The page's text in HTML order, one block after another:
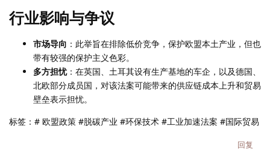
行业影响与争议
市场导向 ：此举旨在排除低价竞争，保护欧盟本土产业，但也
带有较强的保护主义色彩。
多方担忧：在英国、土耳其设有生产基地的车企，以及德国、
北欧部分成员国，对该法案可能带来的供应链成本上升和贸易
壁垒表示担忧。
标签：# 欧盟政策 #脱碳产业 #环保技术 #工业加速法案 #国际贸易
回复